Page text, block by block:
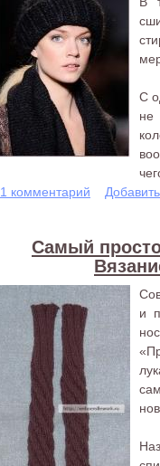
С
не
1 комментарий
Самый
и